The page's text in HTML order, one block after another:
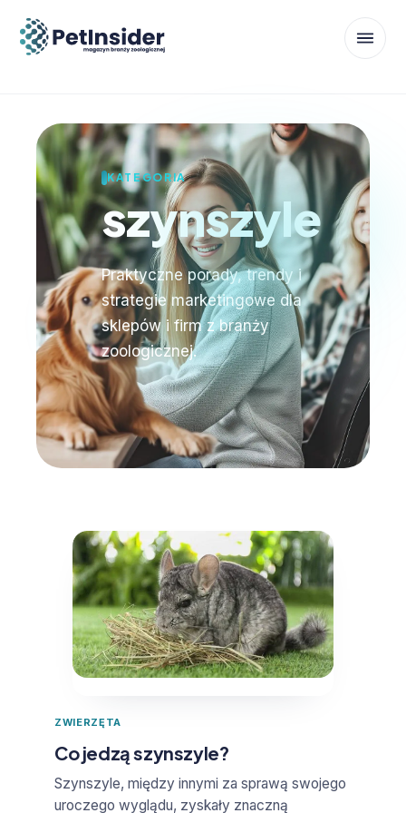
KATEGORIA
szynszyle
Praktyczne porady, trendy i
strategie marketingowe dla
sklepów i firm z branży
zoologicznej.
ZWIERZĘTA
Co jedzą szynszyle?
Szynszyle, między innymi za sprawą swojego
uroczego wyglądu, zyskały znaczną